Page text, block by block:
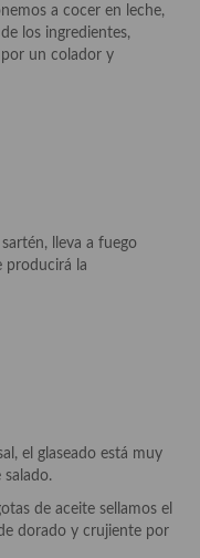
a cocer en leche,
los ingredientes,
un colador y
lleva a fuego
producirá la
el glaseado está muy
salado.
de aceite sellamos el
dorado y crujiente por